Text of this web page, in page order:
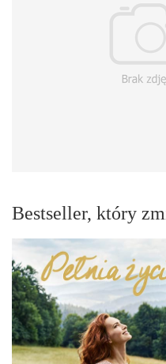
Bestseller, który